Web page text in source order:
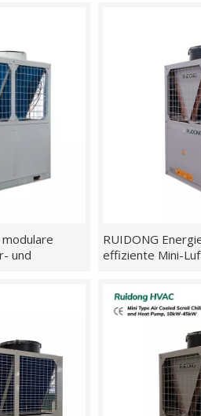
und
RUIDONG
effiziente Mini-